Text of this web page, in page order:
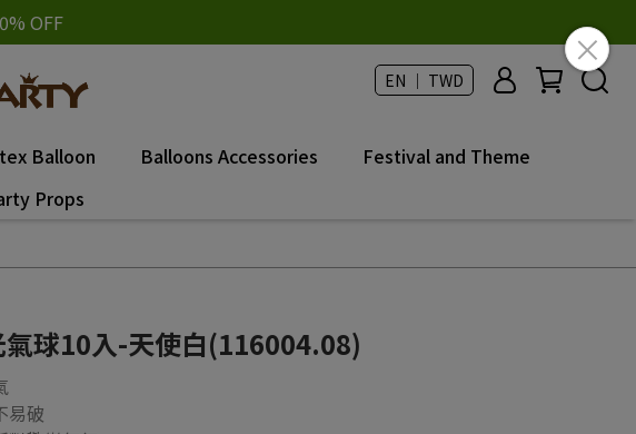
OFF
EN ｜ TWD
Balloon Balloons Accessories
Festival and Theme
Props
球10入-天使白(116004.08)
易破